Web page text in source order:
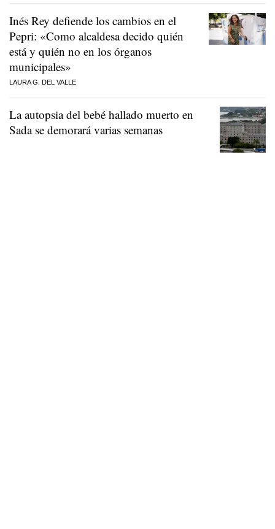
Inés Rey defiende los cambios en el
Pepri: «Como alcaldesa decido quién
está y quién no en los órganos
municipales»
LAURA G. DEL VALLE
La autopsia del bebé hallado muerto en
Sada se demorará varias semanas